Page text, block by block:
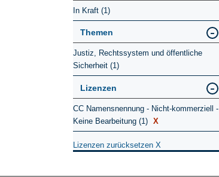
In Kraft (1)
Themen
Justiz, Rechtssystem und öffentliche
Sicherheit (1)
Lizenzen
CC Namensnennung - Nicht-kommerziell -
Keine Bearbeitung (1) X
Lizenzen zurücksetzen X